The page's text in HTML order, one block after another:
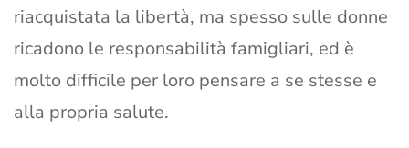
riacquistata la libertà, ma spesso sulle donne
ricadono le responsabilità famigliari, ed è
molto difficile per loro pensare a se stesse e
alla propria salute.